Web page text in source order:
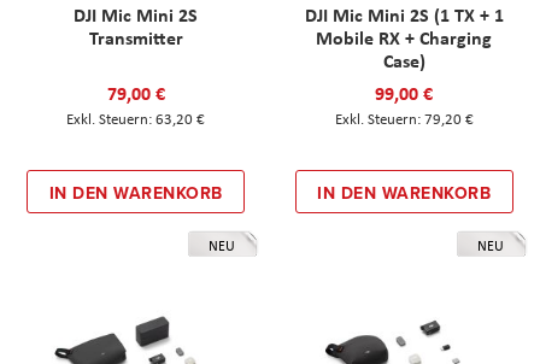
DJI Mic Mini 2S
Transmitter
79,00 €
63,20 €
IN DEN WARENKORB
DJI Mic Mini 2S (1 TX + 1
Mobile RX + Charging
Case)
99,00 €
79,20 €
IN DEN WARENKORB
NEU NEU